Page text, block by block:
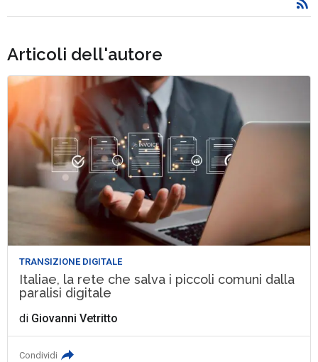
Articoli dell'autore
TRANSIZIONE DIGITALE
Italiae, la rete che salva i piccoli comuni dalla
paralisi digitale
di Giovanni Vetritto
Condividi